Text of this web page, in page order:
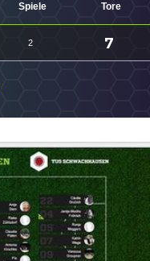
Spiele Tore
2 7